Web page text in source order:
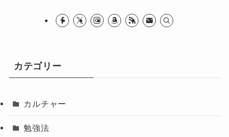
カテゴリー
カルチャー
勉強法